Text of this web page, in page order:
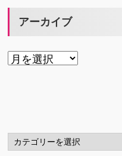
アーカイブ
ア
カ
テ